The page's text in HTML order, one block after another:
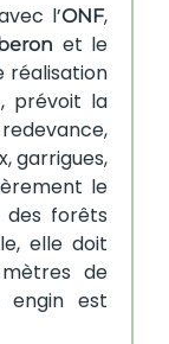
l’ONF,
et le
réalisation
prévoit la
garrigues,
le
des forêts
elle doit
de
engin est